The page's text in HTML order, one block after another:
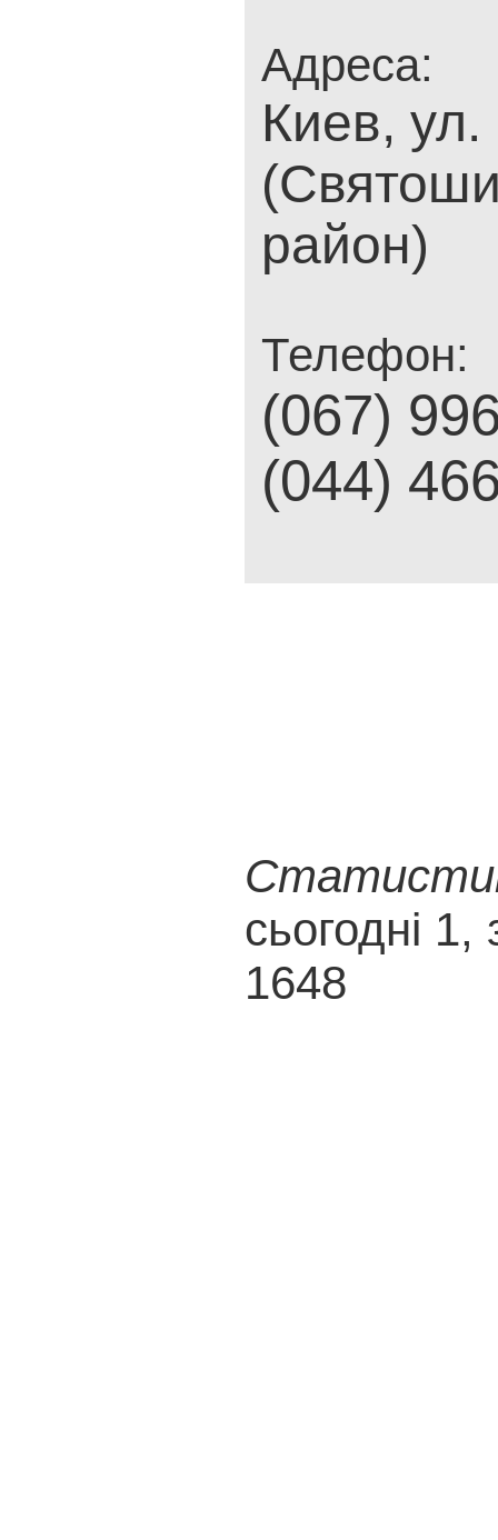
Адреса:
Киев,
район)
Телефон:
(067)
(044)
сьогодні 1,
1648